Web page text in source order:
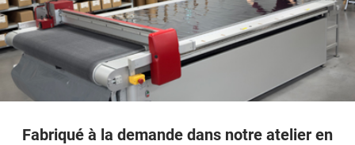
Fabriqué à la demande dans notre atelier en